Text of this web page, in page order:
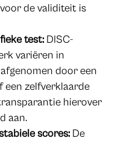
de validiteit is
test: DISC-
variëren in
door een
een zelfverklaarde
hierover
aan.
scores: De